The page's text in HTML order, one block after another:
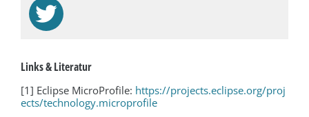
Links & Literatur
[1] Eclipse MicroProfile: https://projects.eclipse.org/proj
ects/technology.microprofile